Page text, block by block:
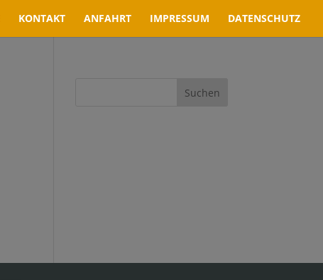
KONTAKT ANFAHRT IMPRESSUM DATENSCHUTZ